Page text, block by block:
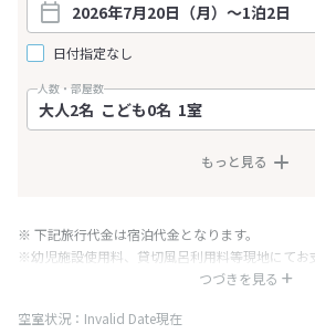
日付指定なし
人数・部屋数
もっと見る
つづきを見る
※ 下記旅行代金は宿泊代金となります。
※幼児施設使用料、貸切風呂利用料等現地にてお
み表記となりますが、消費税増税に伴い代金が一
※表示されている旅行代金・プラン内容は一定時
空室状況：Invalid Date現在